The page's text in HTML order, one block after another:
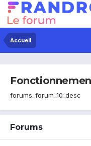
Accueil
forums_forum_10_desc
Forums